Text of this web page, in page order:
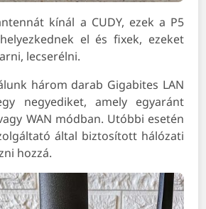
kínál a CUDY, ezek a P5
el és fixek, ezeket
lecserélni.
három darab Gigabites LAN
negyediket, amely egyaránt
WAN módban. Utóbbi esetén
által biztosított hálózati
hozzá.